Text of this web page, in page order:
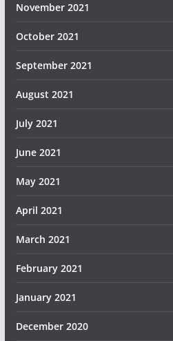
November 2021
October 2021
September 2021
August 2021
July 2021
June 2021
May 2021
April 2021
March 2021
February 2021
January 2021
December 2020